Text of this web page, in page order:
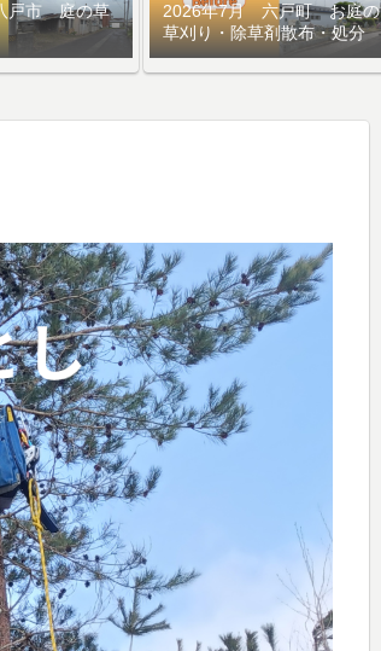
戸市 庭の草
2026年7月 六戸町 お庭の
草刈り・除草剤散布・処分